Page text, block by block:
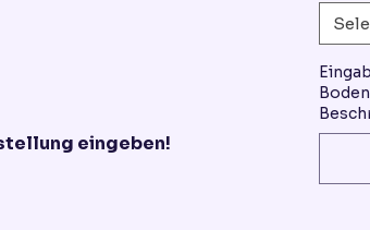
eingeben!